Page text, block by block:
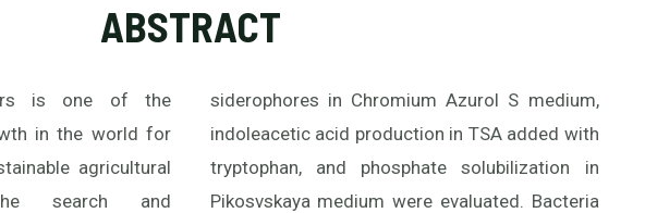
ABSTRACT
is one of the
in the world for
agricultural
search and
siderophores in Chromium Azurol S medium,
indoleacetic acid production in TSA added with
tryptophan, and phosphate solubilization in
Pikosvskaya medium were evaluated. Bacteria